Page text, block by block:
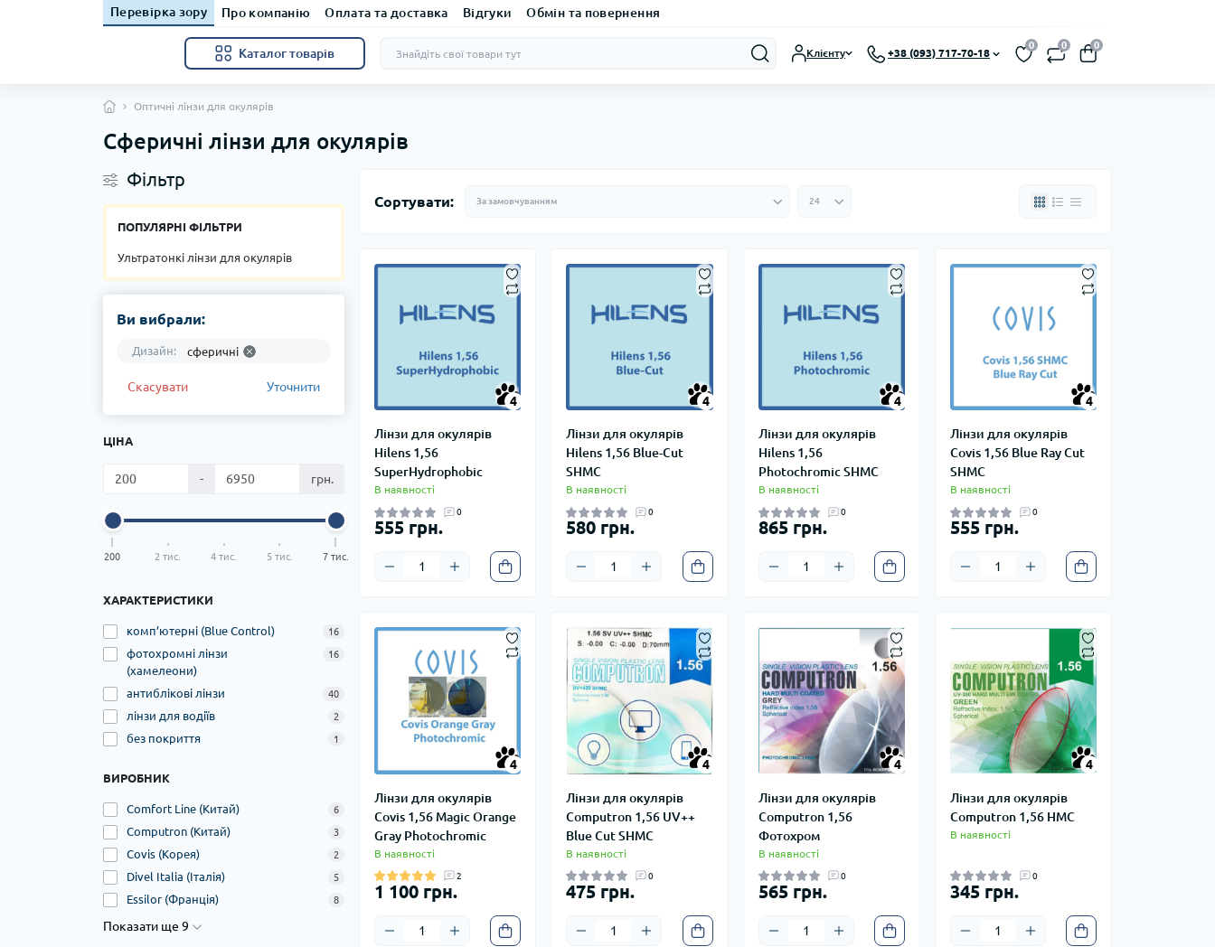
Перевірка зору Про компанію Оплата та доставка Відгуки Обмін та повернення
Каталог товарів Клієнту +38 (093) 717-70-18
0 0 0
Оптичні лінзи для окулярів
Сферичні лінзи для окулярів
Фільтр
ПОПУЛЯРНІ ФІЛЬТРИ
Ультратонкі лінзи для окулярів
Ви вибрали:
Дизайн: сферичні
Скасувати Уточнити
ЦІНА
- грн.
200 2 тис. 4 тис. 5 тис. 7 тис.
ХАРАКТЕРИСТИКИ
комп’ютерні (Blue Control) 16
фотохромні лінзи
(хамелеони)
16
антиблікові лінзи 40
лінзи для водіїв 2
без покриття 1
ВИРОБНИК
Comfort Line (Китай) 6
Computron (Китай) 3
Covis (Корея) 2
Divel Italia (Італія) 5
Essilor (Франція) 8
Показати ще 9
Сортувати:
4
4
Лінзи для окулярів
Hilens 1,56
SuperHydrophobic
В наявності
0
555 грн.
4
4
Лінзи для окулярів
Hilens 1,56 Blue-Cut
SHMC
В наявності
0
580 грн.
4
4
Лінзи для окулярів
Hilens 1,56
Photochromic SHMC
В наявності
0
865 грн.
4
4
Лінзи для окулярів
Covis 1,56 Blue Ray Cut
SHMC
В наявності
0
555 грн.
4
4
Лінзи для окулярів
Covis 1,56 Magic Orange
Gray Photochromic
В наявності
2
1 100 грн.
4
4
Лінзи для окулярів
Computron 1,56 UV++
Blue Cut SHMC
В наявності
0
475 грн.
4
4
Лінзи для окулярів
Computron 1,56
Фотохром
В наявності
0
565 грн.
4
4
Лінзи для окулярів
Computron 1,56 HMC
В наявності
0
345 грн.